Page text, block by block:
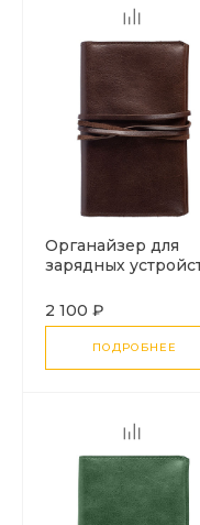
Органайзер для
зарядных
коричневый
2 100 ₽
ПОДРОБНЕЕ